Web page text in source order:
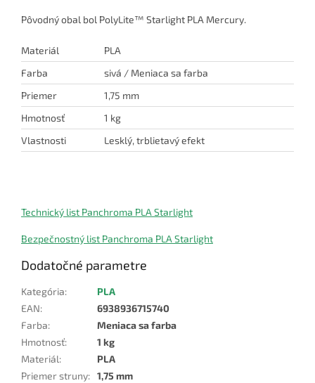
Pôvodný obal bol PolyLite™ Starlight PLA Mercury.
Materiál
PLA
Farba
sivá / Meniaca sa farba
Priemer
1,75 mm
Hmotnosť
1 kg
Vlastnosti
Lesklý, trblietavý efekt
Technický list Panchroma PLA Starlight
Bezpečnostný list Panchroma PLA Starlight
Dodatočné parametre
Kategória:
PLA
EAN:
6938936715740
Farba:
Meniaca sa farba
Hmotnosť:
1 kg
Materiál:
PLA
Priemer struny: 1,75 mm